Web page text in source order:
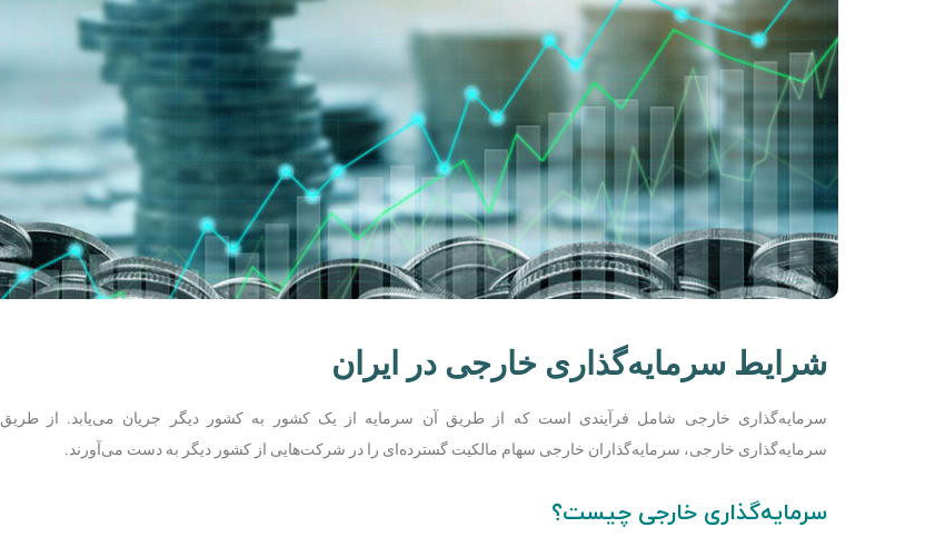
شرایط سرمایه‌گذاری خارجی در ایران
سرمایه‌گذاری خارجی شامل فرآیندی است که از طریق آن سرمایه از یک کشور به کشور دیگر جریان می‌یابد. از طریق
سرمایه‌گذاری خارجی، سرمایه‌گذاران خارجی سهام مالکیت گسترده‌ای را در شرکت‌هایی از کشور دیگر به دست می‌آورند.
سرمایه‌گذاری خارجی چیست؟